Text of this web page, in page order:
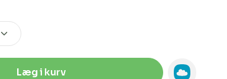
den ønskede mængde,
Læg i kurv